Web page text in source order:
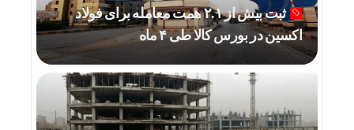
ثبت بیش از ۲.۱ همت معامله برای فولاد
اکسین در بورس کالا طی ۴ ماه